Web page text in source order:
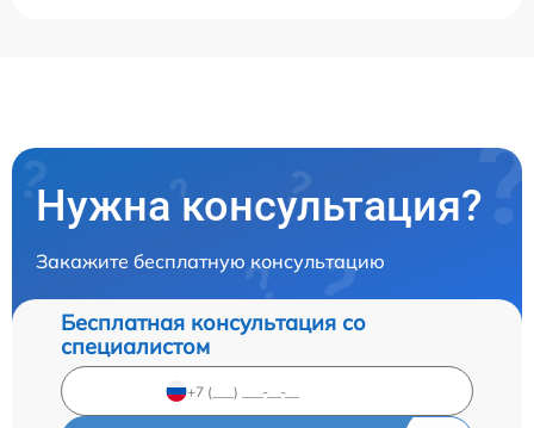
Нужна консультация?
Закажите бесплатную консультацию
Бесплатная консультация со
специалистом